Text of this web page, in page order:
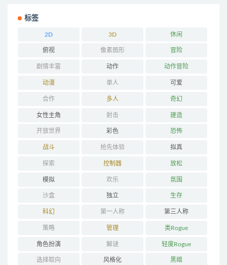
标签
2D 3D 休闲
俯视 像素图形 冒险
剧情丰富 动作 动作冒险
动漫 单人 可爱
合作 多人 奇幻
女性主角 射击 建造
开放世界 彩色 恐怖
战斗 抢先体验 拟真
探索 控制器 放松
模拟 欢乐 氛围
沙盒 独立 生存
科幻 第一人称 第三人称
策略 管理 类Rogue
角色扮演 解谜 轻度Rogue
选择取向 风格化 黑暗